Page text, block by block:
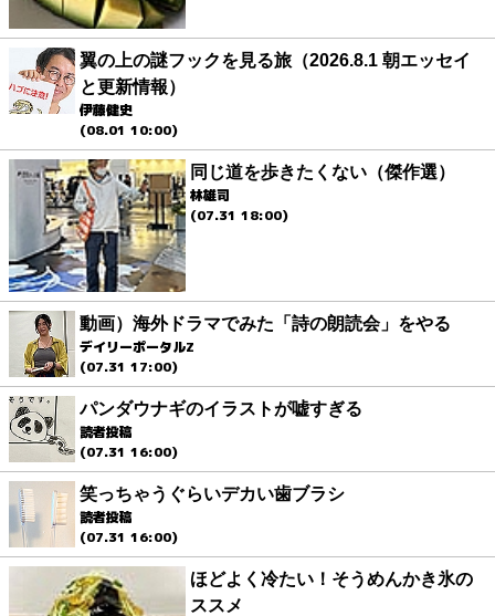
翼の上の謎フックを見る旅（2026.8.1 朝エッセイ
と更新情報）
伊藤健史
(08.01 10:00)
同じ道を歩きたくない（傑作選）
林雄司
(07.31 18:00)
動画）海外ドラマでみた「詩の朗読会」をやる
デイリーポータルZ
(07.31 17:00)
パンダウナギのイラストが嘘すぎる
読者投稿
(07.31 16:00)
笑っちゃうぐらいデカい歯ブラシ
読者投稿
(07.31 16:00)
ほどよく冷たい！そうめんかき氷の
ススメ